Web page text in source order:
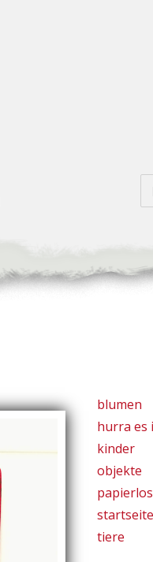
blumen
hurra es
kinder
objekte
papierlos
startseite
tiere